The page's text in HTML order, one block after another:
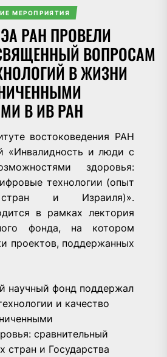
МЕРОПРИЯТИЯ
РАН ПРОВЕЛИ
ВОПРОСАМ
В ЖИЗНИ
В ИВ РАН
востоковедения РАН
«Инвалидность и люди с
здоровья:
технологии (опыт
стран и Израиля)».
в рамках лектория
фонда, на котором
проектов, поддержанных
научный фонд поддержал
и качество
сравнительный
стран и Государства